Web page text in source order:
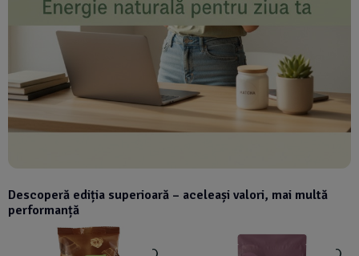
Descoperă ediția superioară – aceleași valori, mai multă
performanță